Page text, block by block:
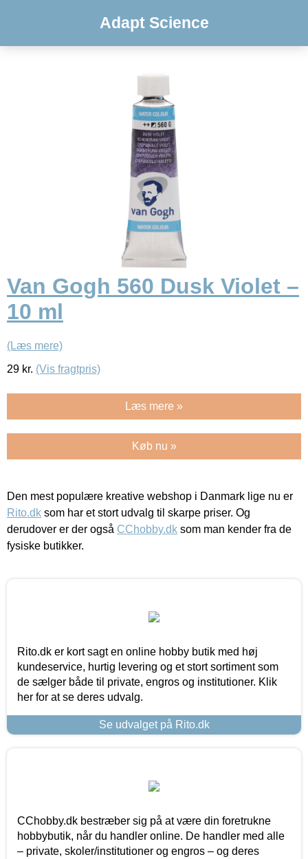
Adapt Science
Van Gogh 560 Dusk Violet –
10 ml
(Læs mere)
29 kr. (Vis fragtpris)
Læs mere »
Køb nu »
Den mest populære kreative webshop i Danmark lige nu er
Rito.dk som har et stort udvalg til skarpe priser. Og
derudover er der også CChobby.dk som man kender fra de
fysiske butikker.
Rito.dk er kort sagt en online hobby butik med høj
kundeservice, hurtig levering og et stort sortiment som
de sælger både til private, engros og institutioner. Klik
her for at se deres udvalg.
Se udvalget på Rito.dk
CChobby.dk bestræber sig på at være din foretrukne
hobbybutik, når du handler online. De handler med alle
– private, skoler/institutioner og engros – og deres